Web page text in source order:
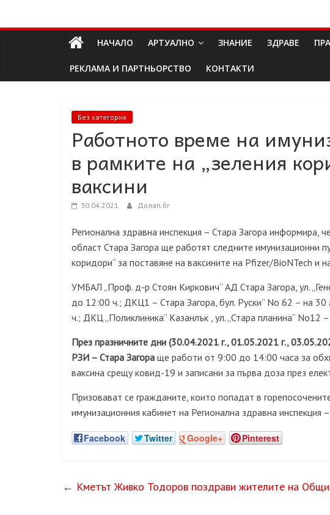
Долап
БГ
пътешествия|
мода|
събития|
кухня|
реклама|
минало|
НАЧАЛО АРТУАЛНО ЗНАНИЕ ЗДРАВЕ
РЕКЛАМА И ПАРТНЬОРСТВО КОНТАКТИ
Без категория
Работното време на
в рамките на „зеления
ваксини
30.04.2021 Долап.бг
Регионална здравна инспекция – Стара Загора информира, че
област Стара Загора ще работят следните имунизационни
коридори“ за поставяне на ваксините на Pfizer/BioNTech и
УМБАЛ „Проф. д-р Стоян Киркович“ АД Стара Загора, ул.
до 12:00 ч.; ДКЦ1 – Стара Загора, бул. Руски“ No 62 – на 30
ч.; ДКЦ „Поликлиника“ Казанлък , ул. „Стара планина“ No12
През празничните дни (30.04.2021 г., 01.05.2021 г.,
РЗИ – Стара Загора ще работи от 9:00 до 14:00 часа за
ваксина срещу ковид-19 и записани за първа доза през
Призовават се гражданите, които попадат в
имунизационния кабинет на Регионална здравна инспекция
Facebook Twitter Google+ Pinterest
← Кметът Живко Тодоров поздрави жителите на